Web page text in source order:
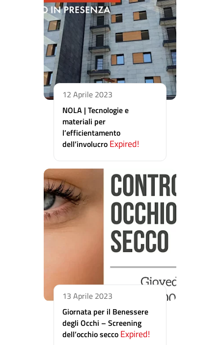
12 Aprile 2023
NOLA | Tecnologie e
materiali per
l’efficientamento
dell’involucro Expired!
13 Aprile 2023
Giornata per il Benessere
degli Occhi – Screening
dell’occhio secco Expired!